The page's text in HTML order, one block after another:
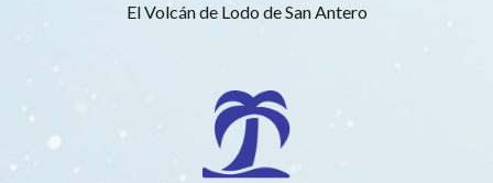
El Volcán de Lodo de San Antero